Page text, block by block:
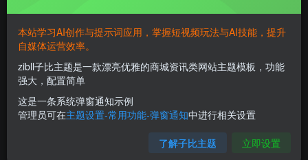
本站学习AI创作与提示词应用，掌握短视频玩法与AI技能，提升
自媒体运营效率。
zibll子比主题是一款漂亮优雅的商城资讯类网站主题模板，功能
强大，配置简单
这是一条系统弹窗通知示例
管理员可在主题设置-常用功能-弹窗通知中进行相关设置
了解子比主题 立即设置